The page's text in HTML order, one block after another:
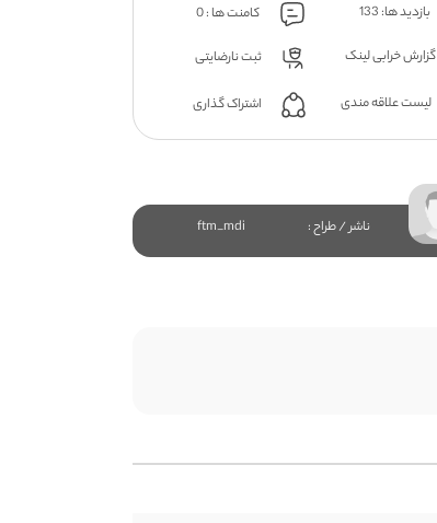
بازدید ها: 133
کامنت ها : 0
گزارش خرابی لینک
ثبت نارضایتی
لیست علاقه مندی اشتراک گذاری
ناشر / طراح : ftm_mdi